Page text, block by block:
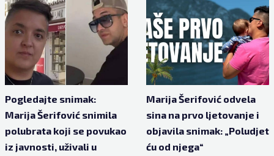
Pogledajte snimak:
Marija Šerifović snimila
polubrata koji se povukao
iz javnosti, uživali u
Marija Šerifović odvela
sina na prvo ljetovanje i
objavila snimak: „Poludjet
ću od njega“